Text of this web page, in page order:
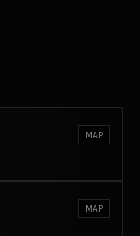
MAP
MAP